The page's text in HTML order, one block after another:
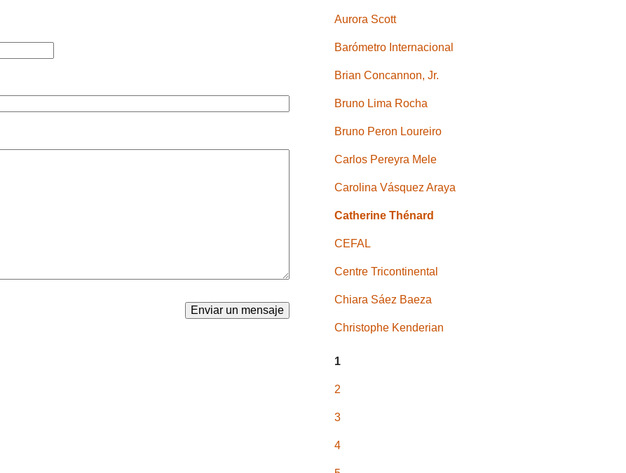
Aurora Scott
Barómetro Internacional
Brian Concannon, Jr.
Bruno Lima Rocha
Bruno Peron Loureiro
Carlos Pereyra Mele
Carolina Vásquez Araya
Catherine Thénard
CEFAL
Centre Tricontinental
Chiara Sáez Baeza
Christophe Kenderian
1
2
3
4